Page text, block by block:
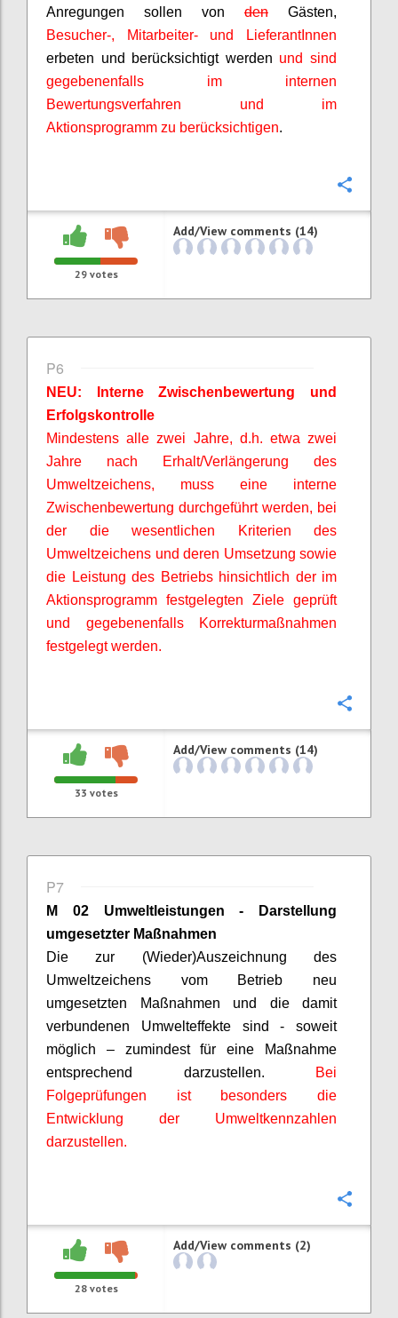
Anregungen sollen von den Gästen,
Besucher-,
Mitarbeiter- und
LieferantInnen
erbeten und berücksichtigt werden und sind
gegebenenfalls im internen
Bewertungsverfahren und im
Aktionsprogramm zu berücksichtigen.
29votes
Add/View comments (14)
P6
NEU: Interne Zwischenbewertung und
Erfolgskontrolle
Mindestens alle zwei Jahre, d.h. etwa zwei
Jahre nach Erhalt/Verlängerung des
Umweltzeichens, muss eine interne
Zwischenbewertung durchgeführt werden, bei
der die wesentlichen Kriterien des
Umweltzeichens und deren Umsetzung sowie
die Leistung des Betriebs hinsichtlich der im
Aktionsprogramm festgelegten Ziele geprüft
und gegebenenfalls Korrekturmaßnahmen
festgelegt werden.
33 votes
Add/View comments (14)
P7
M 02 Umweltleistungen - Darstellung
umgesetzter Maßnahmen
Die zur (Wieder)Auszeichnung des
Umweltzeichens vom Betrieb neu
umgesetzten Maßnahmen und die damit
verbundenen Umwelteffekte sind - soweit
möglich – zumindest für eine Maßnahme
entsprechend darzustellen.
Bei
Folgeprüfungen ist besonders die
Entwicklung der Umweltkennzahlen
darzustellen.
28votes
Add/View comments (2)